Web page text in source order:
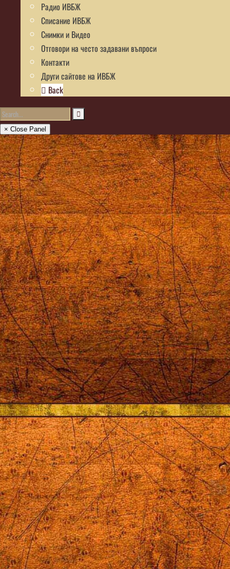
Радио ИВБЖ
Списание ИВБЖ
Снимки и Видео
Отговори на често задавани въпроси
Контакти
Други сайтове на ИВБЖ
Back
× Close Panel